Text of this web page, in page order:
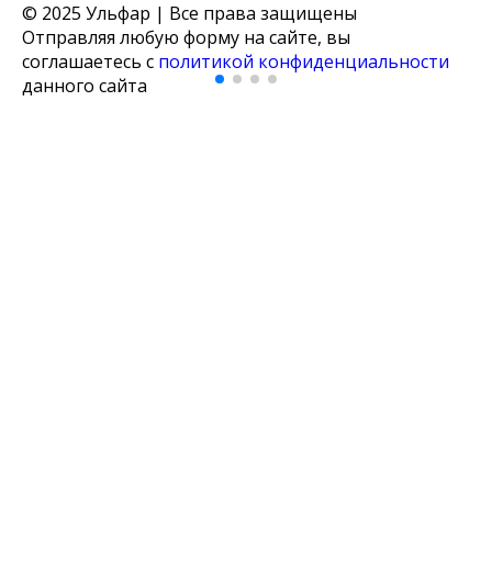
© 2025 Ульфар | Все права защищены
Отправляя любую форму на сайте, вы
соглашаетесь с политикой конфиденциальности
данного сайта